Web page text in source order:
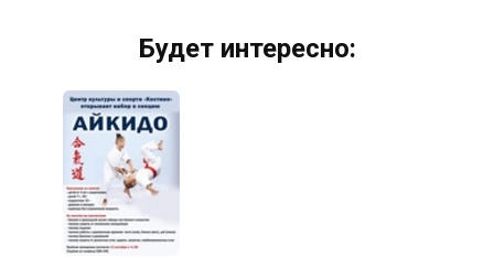
Будет интересно: